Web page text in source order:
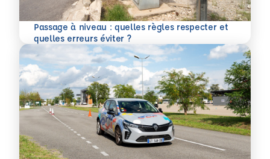
Passage à niveau : quelles règles respecter et
quelles erreurs éviter ?
En savoir plus